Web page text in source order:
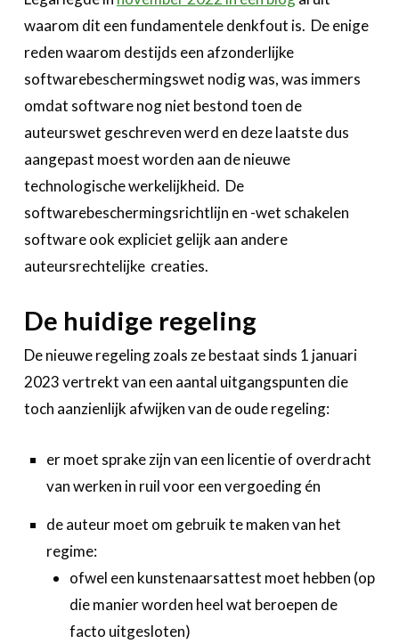
waarom dit een fundamentele denkfout is. De enige
reden waarom destijds een afzonderlijke
softwarebeschermingswet nodig was, was immers
omdat software nog niet bestond toen de
auteurswet geschreven werd en deze laatste dus
aangepast moest worden aan de nieuwe
technologische werkelijkheid. De
softwarebeschermingsrichtlijn en -wet schakelen
software ook expliciet gelijk aan andere
auteursrechtelijke creaties.
De huidige regeling
De nieuwe regeling zoals ze bestaat sinds 1 januari
2023 vertrekt van een aantal uitgangspunten die
toch aanzienlijk afwijken van de oude regeling:
er moet sprake zijn van een licentie of overdracht
van werken in ruil voor een vergoeding én
de auteur moet om gebruik te maken van het
regime:
ofwel een kunstenaarsattest moet hebben (op
die manier worden heel wat beroepen de
facto uitgesloten)